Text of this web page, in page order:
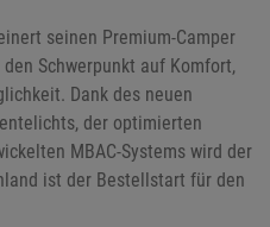
seinen Premium-Camper
Schwerpunkt auf Komfort,
Dank des neuen
der optimierten
MBAC-Systems wird der
ist der Bestellstart für den